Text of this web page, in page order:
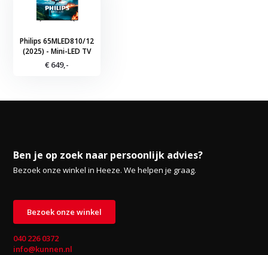
Philips 65MLED810/12
(2025) - Mini-LED TV
€ 649,-
Ben je op zoek naar persoonlijk advies?
Bezoek onze winkel in Heeze. We helpen je graag.
Bezoek onze winkel
040 226 0372
info@kunnen.nl